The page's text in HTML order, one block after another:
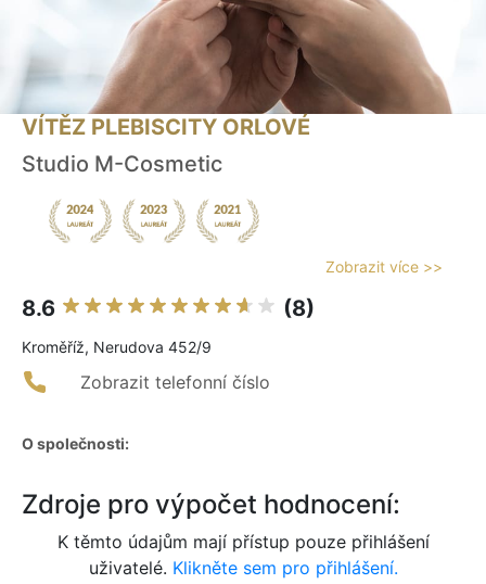
VÍTĚZ PLEBISCITY ORLOVÉ
Studio M-Cosmetic
Zobrazit více >>
8.6 (8)
Kroměříž, Nerudova 452/9
Zobrazit telefonní číslo
O společnosti:
Zdroje pro výpočet hodnocení:
K těmto údajům mají přístup pouze přihlášení
uživatelé. Klikněte sem pro přihlášení.